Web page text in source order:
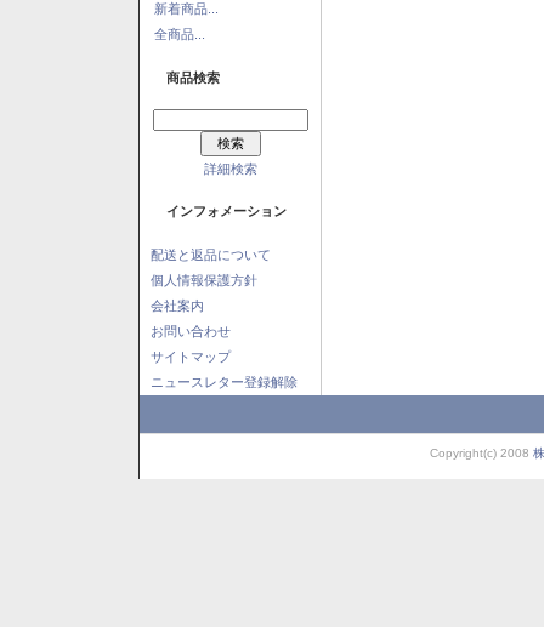
新着商品...
全商品...
商品検索
詳細検索
インフォメーション
配送と返品について
個人情報保護方針
会社案内
お問い合わせ
サイトマップ
ニュースレター登録解除
Copyright(c) 2008